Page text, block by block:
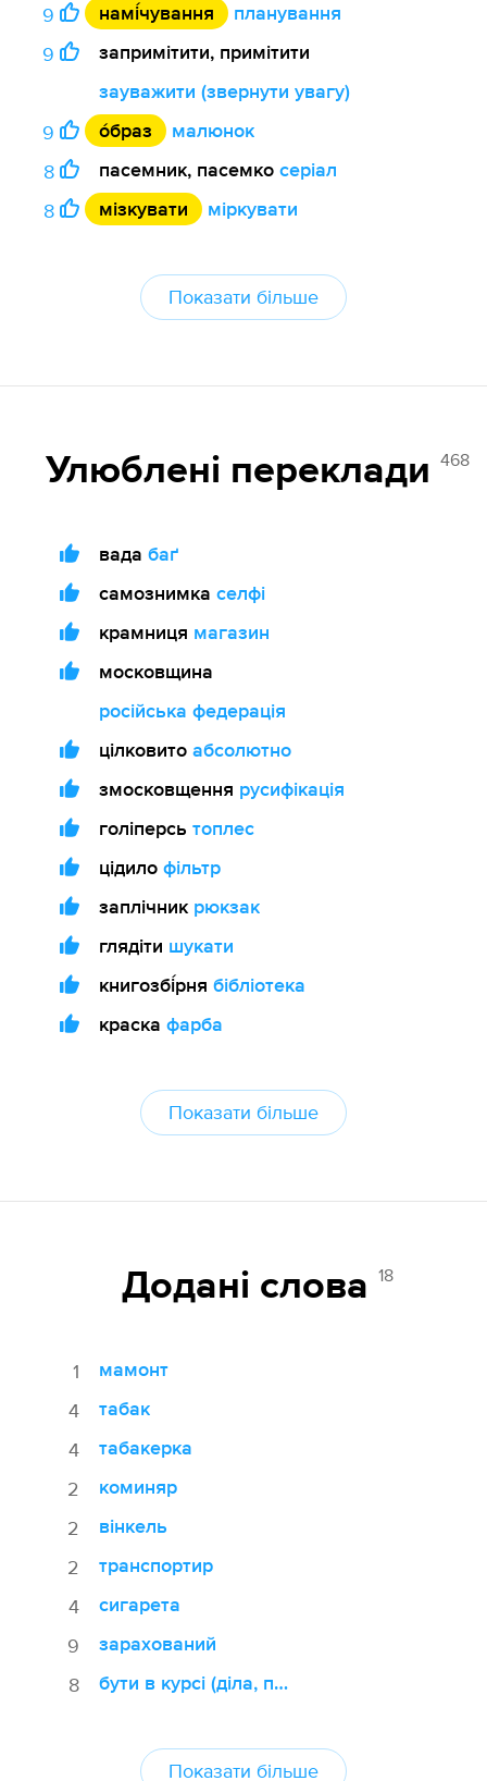
9
намі́чування
планування
9
запримітити, примітити
зауважити (звернути увагу)
9
о́браз
малюнок
8
пасемник, пасемко серіал
8
мізкувати міркувати
Показати більше
Улюблені переклади 468
вада баґ
самознимка селфі
крамниця магазин
московщина
російська федерація
цілковито абсолютно
змосковщення русифікація
голіперсь топлес
цідило фільтр
заплічник рюкзак
глядіти шукати
книгозбі́рня бібліотека
краска фарба
Показати більше
Додані cлова 18
1
мамонт
4
табак
4
табакерка
2
коминяр
2
вінкель
2
транспортир
4
сигарета
9
зарахований
8
бути в курсі (діла, події)
Показати більше